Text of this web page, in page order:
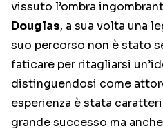
vissuto l’ombra
Douglas, a sua volta una
suo percorso non è stato
faticare per ritagliarsi
distinguendosi come
esperienza è stata
grande successo ma